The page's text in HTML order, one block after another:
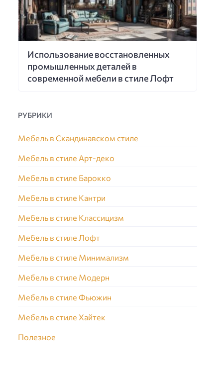
Использование восстановленных
промышленных деталей в
современной мебели в стиле Лофт
РУБРИКИ
Мебель в Скандинавском стиле
Мебель в стиле Арт-деко
Мебель в стиле Барокко
Мебель в стиле Кантри
Мебель в стиле Классицизм
Мебель в стиле Лофт
Мебель в стиле Минимализм
Мебель в стиле Модерн
Мебель в стиле Фьюжин
Мебель в стиле Хайтек
Полезное